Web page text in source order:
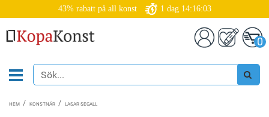
43% rabatt på all konst 1 dag 14:16:03
0
HEM KONSTNÄR LASAR SEGALL